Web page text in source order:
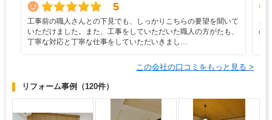
5
工事前の職人さんとの下見でも、しっかりこちらの要望を聞いて
いただけました。また、工事をしていただいた職人の方がたも、
丁寧な対応と丁寧な仕事をしていただいきまし…
こ
の
この会社の口コミをもっと見る >
リフォーム事例 （120件）